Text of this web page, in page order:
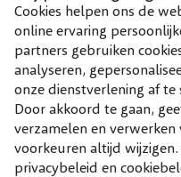
Cookies helpen ons de
online ervaring
partners gebruiken
analyseren,
onze dienstverlening af
Door akkoord te gaan,
verzamelen en verwerken
voorkeuren altijd wijzigen.
privacybeleid en